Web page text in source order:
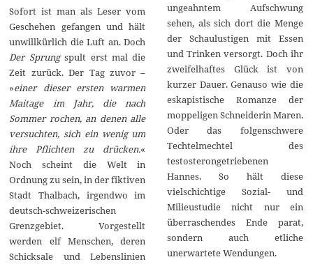
Sofort ist man als Leser vom
Geschehen gefangen und hält
unwillkürlich die Luft an. Doch
Der Sprungspult erst mal die
Zeit zurück. Der Tag zuvor –
»einer dieser ersten warmen
Maitage im Jahr, die nach
Sommer rochen, an denen alle
versuchten, sich ein wenig um
ihre Pflichten zu drücken.«
Noch scheint die Welt in
Ordnung zu sein, in der fiktiven
Stadt Thalbach, irgendwo im
deutsch-schweizerischen
Grenzgebiet. Vorgestellt
werden elf Menschen, deren
Schicksale und Lebenslinien
ungeahntem Aufschwung
sehen, als sich dort die Menge
der Schaulustigen mit Essen
und Trinken versorgt. Doch ihr
zweifelhaftes Glück ist von
kurzer Dauer. Genauso wie die
eskapistische Romanze der
moppeligen Schneiderin Maren.
Oder das folgenschwere
Techtelmechtel des
testosterongetriebenen
Hannes. So hält diese
vielschichtige Sozial- und
Milieustudie nicht nur ein
überraschendes Ende parat,
sondern auch etliche
unerwartete Wendungen.